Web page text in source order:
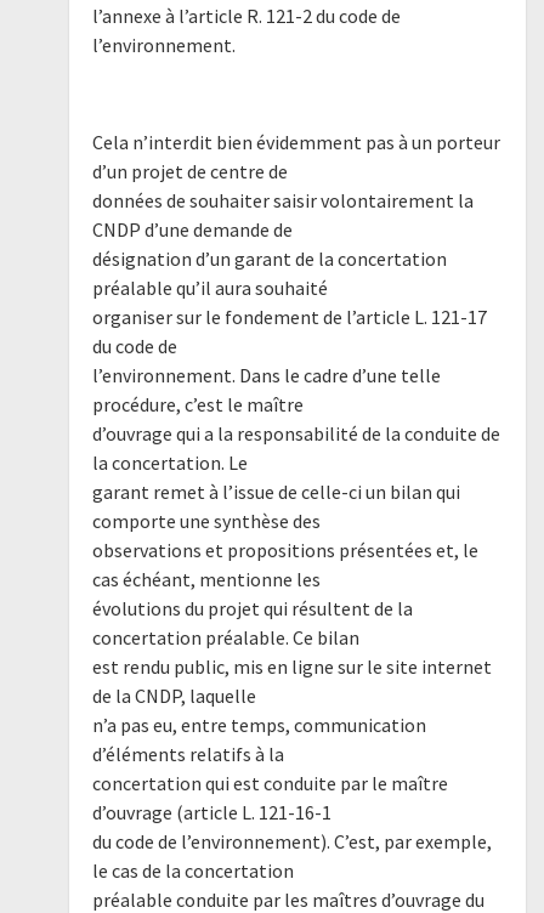
l’annexe à l’article R. 121-2 du code de
l’environnement.
Cela n’interdit bien évidemment pas à un porteur
d’un projet de centre de
données de souhaiter saisir volontairement la
CNDP d’une demande de
désignation d’un garant de la concertation
préalable qu’il aura souhaité
organiser sur le fondement de l’article L. 121-17
du code de
l’environnement. Dans le cadre d’une telle
procédure, c’est le maître
d’ouvrage qui a la responsabilité de la conduite de
la concertation. Le
garant remet à l’issue de celle-ci un bilan qui
comporte une synthèse des
observations et propositions présentées et, le
cas échéant, mentionne les
évolutions du projet qui résultent de la
concertation préalable. Ce bilan
est rendu public, mis en ligne sur le site internet
de la CNDP, laquelle
n’a pas eu, entre temps, communication
d’éléments relatifs à la
concertation qui est conduite par le maître
d’ouvrage (article L. 121-16-1
du code de l’environnement). C’est, par exemple,
le cas de la concertation
préalable conduite par les maîtres d’ouvrage du